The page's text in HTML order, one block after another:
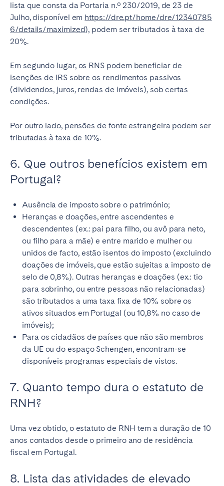
lista que consta da Portaria n.º 230/2019, de 23 de
Julho, disponível em https://dre.pt/home/dre/12340785
6/details/maximized), podem ser tributados à taxa de
20%.
Em segundo lugar, os RNS podem beneficiar de
isenções de IRS sobre os rendimentos passivos
(dividendos, juros, rendas de imóveis), sob certas
condições.
Por outro lado, pensões de fonte estrangeira podem ser
tributadas à taxa de 10%.
6. Que outros benefícios existem em
Portugal?
Ausência de imposto sobre o património;
Heranças e doações, entre ascendentes e
descendentes (ex.: pai para filho, ou avô para neto,
ou filho para a mãe) e entre marido e mulher ou
unidos de facto, estão isentos do imposto (excluindo
doações de imóveis, que estão sujeitas a imposto de
selo de 0,8%). Outras heranças e doações (ex.: tio
para sobrinho, ou entre pessoas não relacionadas)
são tributados a uma taxa fixa de 10% sobre os
ativos situados em Portugal (ou 10,8% no caso de
imóveis);
Para os cidadãos de países que não são membros
da UE ou do espaço Schengen, encontram-se
disponíveis programas especiais de vistos.
7. Quanto tempo dura o estatuto de
RNH?
Uma vez obtido, o estatuto de RNH tem a duração de 10
anos contados desde o primeiro ano de residência
fiscal em Portugal.
8. Lista das atividades de elevado